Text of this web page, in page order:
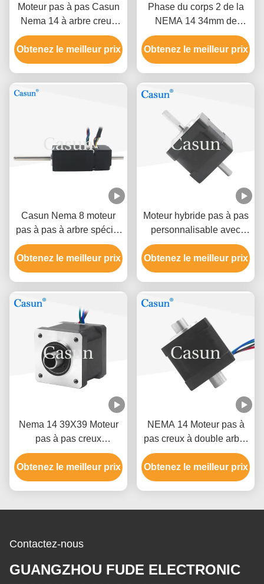
Moteur pas à pas Casun
Nema 14 à arbre creux
haute précision 2,7 V CC
1,0 A pour machine CNC
Obtenez le meilleur prix
Phase du corps 2 de la
NEMA 14 34mm de
moteur pas à pas d'axe
de la cavité 1A de
0.19N.M 1,8 degrés
Obtenez le meilleur prix
Casun Nema 8 moteur
pas à pas à arbre spécial
avec encodeur 40mN.m
0.6Amp Poids léger
Obtenez le meilleur prix
Moteur hybride pas à pas
personnalisable avec
arbre creux Nema 14
140mN.m 1.0A avec
certification CE RoHS
Obtenez le meilleur prix
Nema 14 39X39 Moteur
pas à pas creux
180mN.M Pour les
équipements
d'automatisation
Obtenez le meilleur prix
NEMA 14 Moteur pas à
pas creux à double arbre
1.0A 0.19N.M Pour les
scanners d'image
Obtenez le meilleur prix
Contactez-nous
GUANGZHOU FUDE ELECTRONIC